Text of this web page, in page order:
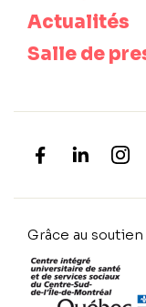
Actualités
Salle de
Grâce au soutien